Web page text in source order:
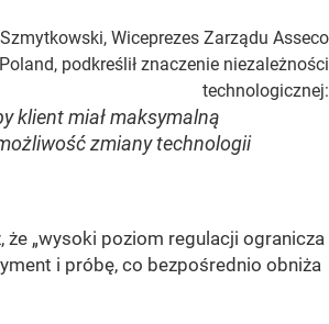
Wiceprezes Zarządu Asseco
Poland, podkreślił znaczenie niezależności
technologicznej:
klient miał maksymalną
zmiany technologii
że „wysoki poziom regulacji ogranicza
i próbę, co bezpośrednio obniża